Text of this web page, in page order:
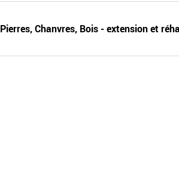
Pierres, Chanvres, Bois - extension et